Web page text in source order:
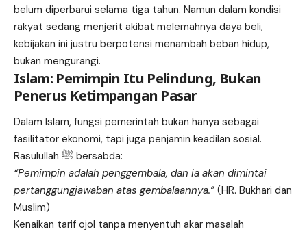
belum diperbarui selama tiga tahun. Namun dalam kondisi
rakyat sedang menjerit akibat melemahnya daya beli,
kebijakan ini justru berpotensi menambah beban hidup,
bukan mengurangi.
Islam: Pemimpin Itu Pelindung, Bukan
Penerus Ketimpangan Pasar
Dalam Islam, fungsi pemerintah bukan hanya sebagai
fasilitator ekonomi, tapi juga penjamin keadilan sosial.
Rasulullah ﷺ bersabda:
“Pemimpin adalah penggembala, dan ia akan dimintai
pertanggungjawaban atas gembalaannya.” (HR. Bukhari dan
Muslim)
Kenaikan tarif ojol tanpa menyentuh akar masalah